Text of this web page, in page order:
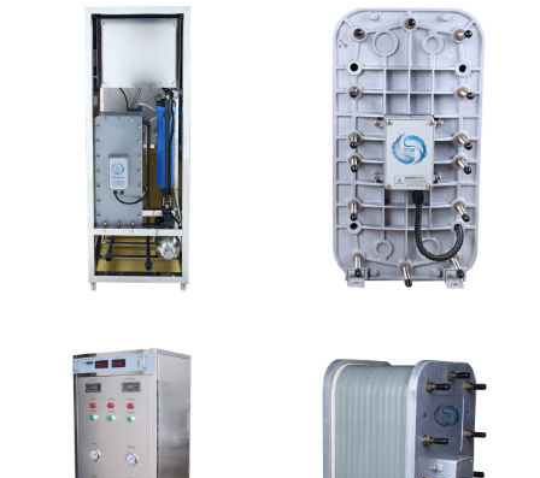
MK-TC500 EDI设备维
修
MK-TC50 EDI设备
MK-TC100 EDI设备 西门子 EDI模块维修